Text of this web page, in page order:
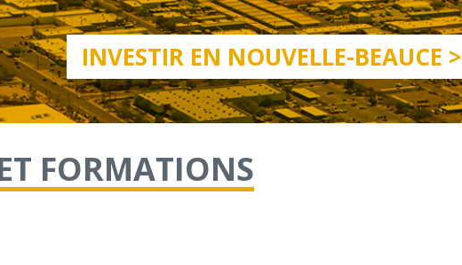
INVESTIR EN NOUVELLE-BEAUCE >
FORMATIONS